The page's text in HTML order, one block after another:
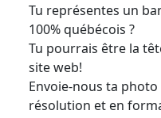
Tu représentes un
100% québécois ?
Tu pourrais être la
site web!
Envoie-nous ta
résolution et en